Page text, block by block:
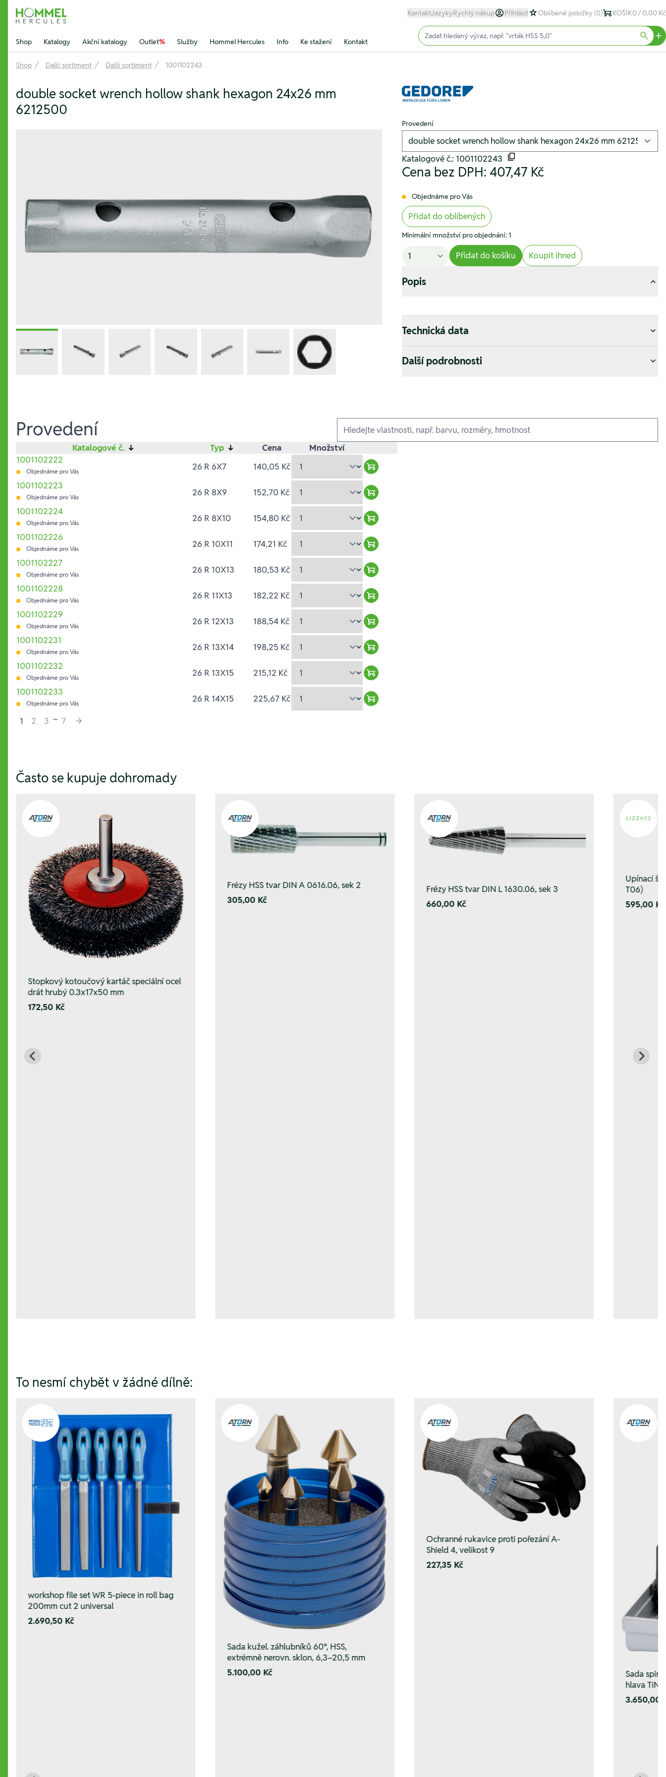
Hommel Hercules
KontaktJazykyRychlý nákup Přihlásit Oblíbené položky (0) KOŠÍK0 / 0,00 Kč
Shop Katalogy Akční katalogy Outlet% Služby Hommel Hercules Info Ke stažení Kontakt
Input (text)
Shop Další sortiment Další sortiment 1001102243
double socket wrench hollow shank hexagon 24x26 mm
6212500
Provedení
Katalogové č.: 1001102243
Cena bez DPH:407,47 Kč
Objednáme pro Vás
Přidat do oblíbených
Minimální množství pro objednání: 1
Přidat do košíku Koupit ihned
Popis
Technická data
Další podrobnosti
Provedení Ausführungen
Katalogové č. ↓ Typ ↓ Cena
Množství
1001102222
Objednáme pro Vás 26 R 6X7 140,05 Kč
Warenkorb hinzufügen
1001102223
Objednáme pro Vás 26 R 8X9 152,70 Kč
Warenkorb hinzufügen
1001102224
Objednáme pro Vás 26 R 8X10 154,80 Kč
Warenkorb hinzufügen
1001102226
Objednáme pro Vás 26 R 10X11 174,21 Kč
Warenkorb hinzufügen
1001102227
Objednáme pro Vás 26 R 10X13 180,53 Kč
Warenkorb hinzufügen
1001102228
Objednáme pro Vás 26 R 11X13 182,22 Kč
Warenkorb hinzufügen
1001102229
Objednáme pro Vás 26 R 12X13 188,54 Kč
Warenkorb hinzufügen
1001102231
Objednáme pro Vás 26 R 13X14 198,25 Kč
Warenkorb hinzufügen
1001102232
Objednáme pro Vás 26 R 13X15 215,12 Kč
Warenkorb hinzufügen
1001102233
Objednáme pro Vás 26 R 14X15 225,67 Kč
Warenkorb hinzufügen
1
2 3 ... 7
Často se kupuje dohromady
Stopkový kotoučový kartáč speciální ocel
drát hrubý 0.3x17x50 mm
172,50 Kč
Frézy HSS tvar DIN A 0616.06, sek 2
305,00 Kč
Frézy HSS tvar DIN L 1630.06, sek 3
660,00 Kč
Upínací
T06)
595,00 Kč
To nesmí chybět v žádné dílně:
workshop file set WR 5-piece in roll bag
200mm cut 2 universal
2.690,50 Kč
Sada kužel. záhlubníků 60°, HSS,
extrémně nerovn. sklon, 6,3–20,5 mm
5.100,00 Kč
Ochranné rukavice proti pořezání A-
Shield 4, velikost 9
227,35 Kč
Sada spir.
hlava TiN,
3.650,00